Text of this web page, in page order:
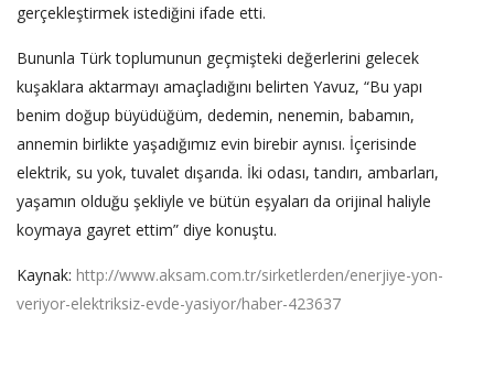
gerçekleştirmek istediğini ifade etti.
Bununla Türk toplumunun geçmişteki değerlerini gelecek
kuşaklara aktarmayı amaçladığını belirten Yavuz, “Bu yapı
benim doğup büyüdüğüm, dedemin, nenemin, babamın,
annemin birlikte yaşadığımız evin birebir aynısı. İçerisinde
elektrik, su yok, tuvalet dışarıda. İki odası, tandırı, ambarları,
yaşamın olduğu şekliyle ve bütün eşyaları da orijinal haliyle
koymaya gayret ettim” diye konuştu.
Kaynak: http://www.aksam.com.tr/sirketlerden/enerjiye-yon-
veriyor-elektriksiz-evde-yasiyor/haber-423637